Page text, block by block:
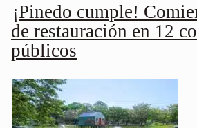
¡Pinedo cumple!
de restauración en 12
públicos